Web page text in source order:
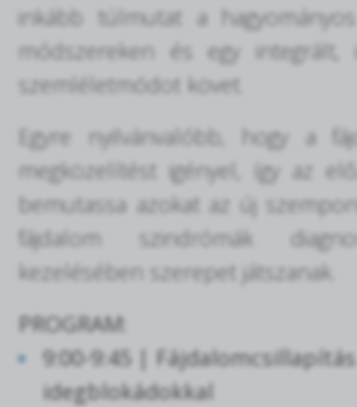
inkább túlmutat a
módszereken és egy integrált,
szemléletmódot követ.
Egyre nyilvánvalóbb, hogy a
megközelítést igényel, így az
bemutassa azokat az új
fájdalom szindrómák
kezelésében szerepet játszanak.
PROGRAM:
9:00-9:45 | Fájdalomcsillapítás
idegblokádokkal